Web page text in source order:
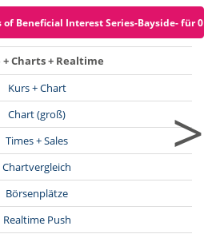
of Beneficial Interest Series-Bayside- für 0
+ Charts + Realtime
Kurs + Chart
Chart (groß)
Times + Sales
Chartvergleich
Börsenplätze
Realtime Push
>